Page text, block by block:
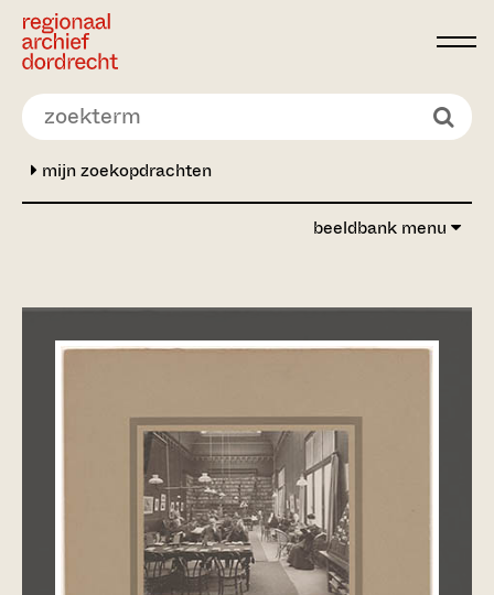
Ga direct naar de inhoud
mijn zoekopdrachten
beeldbank menu